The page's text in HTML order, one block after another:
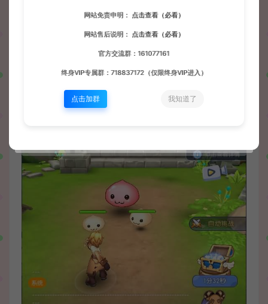
网站免责申明： 点击查看（必看）
网站售后说明： 点击查看（必看）
官方交流群：161077161
终身VIP专属群：718837172（仅限终身VIP进入）
点击加群 我知道了